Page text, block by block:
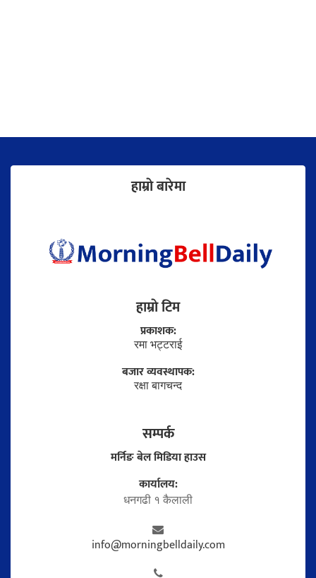
हाम्राे बारेमा
हाम्राे टिम
प्रकाशक:
रमा भट्टराई
बजार व्यवस्थापक:
रक्षा बागचन्द
सम्पर्क
मर्निङ बेल मिडिया हाउस
कार्यालय:
धनगढी १ कैलाली
info@morningbelldaily.com